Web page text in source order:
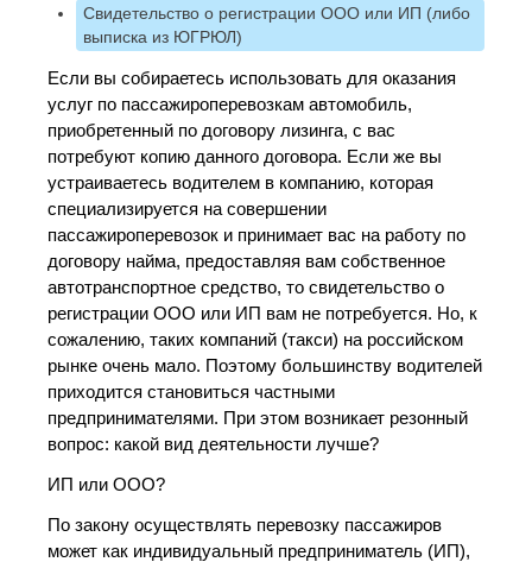
Свидетельство о регистрации ООО или ИП (либо
выписка из ЮГРЮЛ)
Если вы собираетесь использовать для оказания
услуг по пассажироперевозкам автомобиль,
приобретенный по договору лизинга, с вас
потребуют копию данного договора. Если же вы
устраиваетесь водителем в компанию, которая
специализируется на совершении
пассажироперевозок и принимает вас на работу по
договору найма, предоставляя вам собственное
автотранспортное средство, то свидетельство о
регистрации ООО или ИП вам не потребуется. Но, к
сожалению, таких компаний (такси) на российском
рынке очень мало. Поэтому большинству водителей
приходится становиться частными
предпринимателями. При этом возникает резонный
вопрос: какой вид деятельности лучше?
ИП или ООО?
По закону осуществлять перевозку пассажиров
может как индивидуальный предприниматель (ИП),